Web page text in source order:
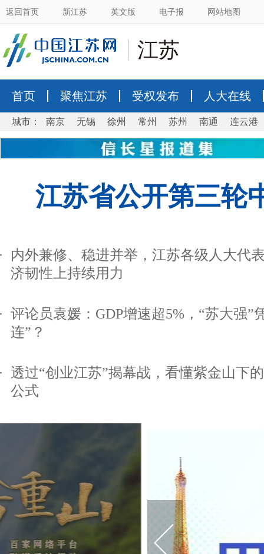
返回首页 新江苏 英文版 电子报 网站地图
江苏
首页 聚焦江苏 受权发布 人大在线
城市： 南京 无锡 徐州 常州 苏州 南通 连云港
江苏省公开第三轮
内外兼修、稳进并举，江苏各级人大代
济韧性上持续用力
评论员袁媛：GDP增速超5%，“苏大强”
连”？
透过“创业江苏”揭幕战，看懂紫金山下
公式